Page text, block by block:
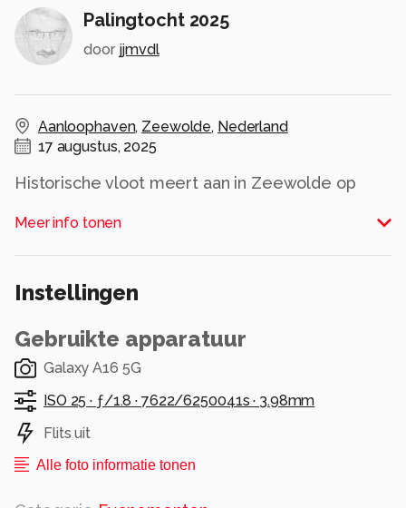
Palingtocht 2025
door jjmvdl
Aanloophaven, Zeewolde, Nederland
17 augustus, 2025
Historische vloot meert aan in Zeewolde op
Meer info tonen
Instellingen
Gebruikte apparatuur
Galaxy A16 5G
ISO 25 · ƒ/1.8 · 7622/6250041s · 3.98mm
Flits uit
Alle foto informatie tonen